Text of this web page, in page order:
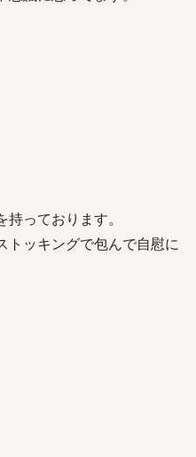
っております。
トッキングで包んで自慰に